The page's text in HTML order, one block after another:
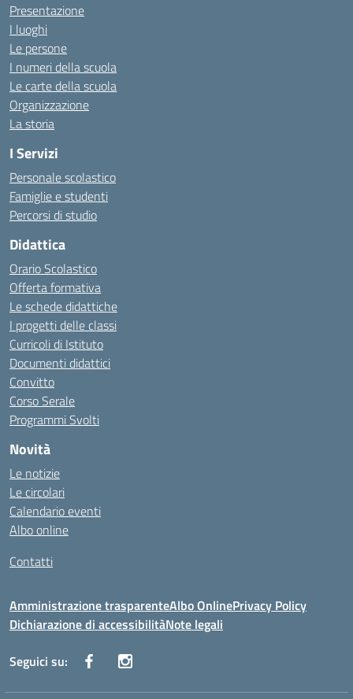
Presentazione
I luoghi
Le persone
I numeri della scuola
Le carte della scuola
Organizzazione
La storia
I Servizi
Personale scolastico
Famiglie e studenti
Percorsi di studio
Didattica
Orario Scolastico
Offerta formativa
Le schede didattiche
I progetti delle classi
Curricoli di Istituto
Documenti didattici
Convitto
Corso Serale
Programmi Svolti
Novità
Le notizie
Le circolari
Calendario eventi
Albo online
Contatti
Amministrazione trasparenteAlbo OnlinePrivacy Policy
Dichiarazione di accessibilitàNote legali
Seguici su: